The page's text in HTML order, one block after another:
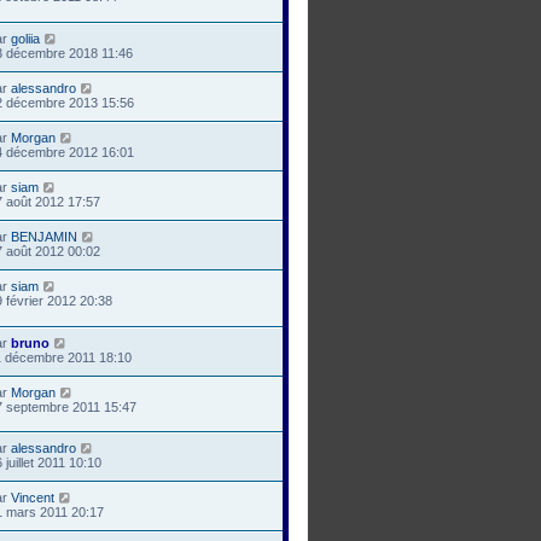
goliia
décembre 2018 11:46
alessandro
décembre 2013 15:56
Morgan
décembre 2012 16:01
siam
août 2012 17:57
BENJAMIN
août 2012 00:02
siam
février 2012 20:38
bruno
décembre 2011 18:10
Morgan
septembre 2011 15:47
alessandro
juillet 2011 10:10
Vincent
mars 2011 20:17